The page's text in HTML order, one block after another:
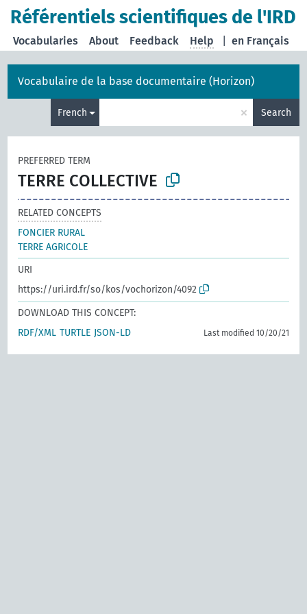
Référentiels scientifiques de l'IRD
en Français
Vocabularies About Feedback Help
Vocabulaire de la base documentaire (Horizon)
French × Search
PREFERRED TERM
TERRE COLLECTIVE
RELATED CONCEPTS
FONCIER RURAL
TERRE AGRICOLE
URI
https://uri.ird.fr/so/kos/vochorizon/4092
DOWNLOAD THIS CONCEPT:
RDF/XML TURTLE JSON-LD Last modified 10/20/21